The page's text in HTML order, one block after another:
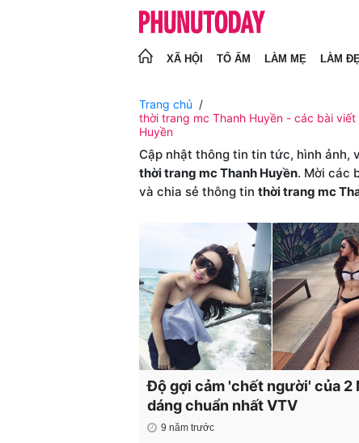
XÃ HỘI TỔ ẤM LÀM MẸ LÀM
Trang chủ
thời trang mc Thanh Huyền - các bài
Huyền
Cập nhật thông tin tin tức, hình ảnh,
thời trang mc Thanh Huyền. Mời các
và chia sẻ thông tin thời trang mc
Độ gợi cảm 'chết người' của 2
dáng chuẩn nhất VTV
9 năm trước